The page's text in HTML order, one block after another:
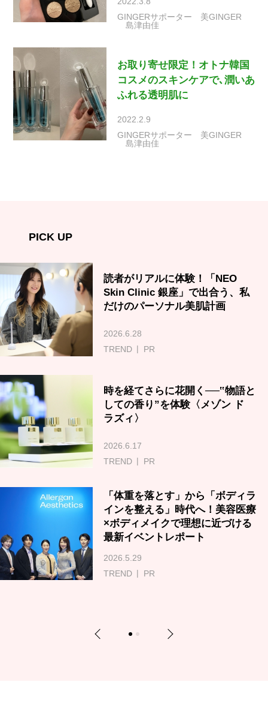
GINGERサポーター
美GINGER
島津由佳
お取り寄せ限定！オトナ韓国
コスメのスキンケアで､潤いあ
ふれる透明肌に
2022.2.9
GINGERサポーター
美GINGER
島津由佳
PICK UP
読者がリアルに体験！「NEO
Skin Clinic 銀座」で出合う、私
だけのパーソナル美肌計画
2026.6.28
TREND
PR
時を経てさらに花開く──‟物語と
しての香り”を体験〈メゾン ド
ラズィ〉
2026.6.17
TREND
PR
「体重を落とす」から「ボディラ
インを整える」時代へ！美容医療
×ボディメイクで理想に近づける
最新イベントレポート
2026.5.29
TREND
PR
Previous 1 2 Next